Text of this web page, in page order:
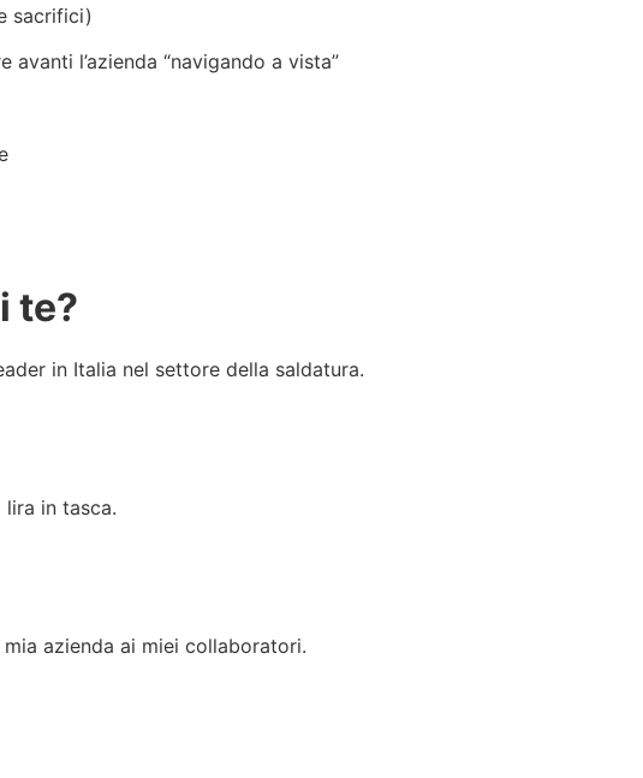
sacrifici)
l’azienda “navigando a vista”
te?
in Italia nel settore della saldatura.
in tasca.
azienda ai miei collaboratori.